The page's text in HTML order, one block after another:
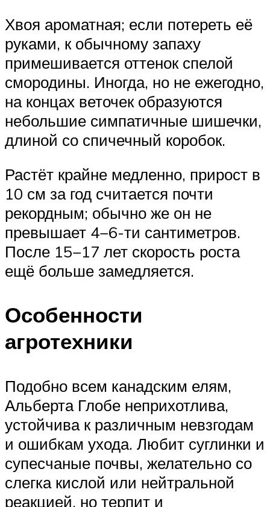
Хвоя ароматная; если потереть её
руками, к обычному запаху
примешивается оттенок спелой
смородины. Иногда, но не ежегодно,
на концах веточек образуются
небольшие симпатичные шишечки,
длиной со спичечный коробок.
Растёт крайне медленно, прирост в
10 см за год считается почти
рекордным; обычно же он не
превышает 4−6-ти сантиметров.
После 15−17 лет скорость роста
ещё больше замедляется.
Особенности
агротехники
Подобно всем канадским елям,
Альберта Глобе неприхотлива,
устойчива к различным невзгодам
и ошибкам ухода. Любит суглинки и
супесчаные почвы, желательно со
слегка кислой или нейтральной
реакцией, но терпит и